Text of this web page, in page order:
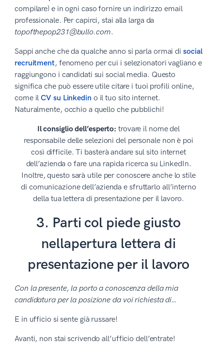
compilare) e in ogni caso fornire un indirizzo email
professionale. Per capirci, stai alla larga da
topofthepop231@bullo.com.
Sappi anche che da qualche anno si parla ormai di social
recruitment, fenomeno per cui i selezionatori vagliano e
raggiungono i candidati sui social media. Questo
significa che può essere utile citare i tuoi profili online,
come ilCV su Linkedin o il tuo sito internet.
Naturalmente, occhio a quello che pubblichi!
Il consiglio dell’esperto: trovare il nome del
responsabile delle selezioni del personale non è poi
così difficile. Ti basterà andare sul sito internet
dell’azienda o fare una rapida ricerca su LinkedIn.
Inoltre, questo sarà utile per conoscere anche lo stile
di comunicazione dell’azienda e sfruttarlo all’interno
della tua lettera di presentazione per il lavoro.
3. Parti col piede giusto
nellapertura lettera di
presentazione per il lavoro
Con la presente, la porto a conoscenza della mia
candidatura per la posizione da voi richiesta di…
E in ufficio si sente già russare!
Avanti, non stai scrivendo all’ufficio dell’entrate!